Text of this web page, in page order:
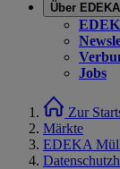
Über EDEKA
Jobs
Zur
Märkte
EDEKA